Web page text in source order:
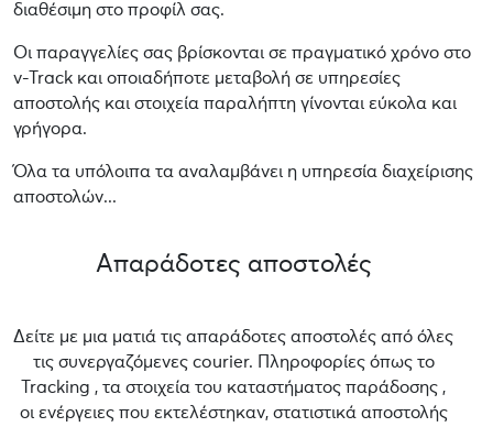
διαθέσιμη στο προφίλ σας.
Οι παραγγελίες σας βρίσκονται σε πραγματικό χρόνο στο
v-Track και οποιαδήποτε μεταβολή σε υπηρεσίες
αποστολής και στοιχεία παραλήπτη γίνονται εύκολα και
γρήγορα.
Όλα τα υπόλοιπα τα αναλαμβάνει η υπηρεσία διαχείρισης
αποστολών...
Απαράδοτες αποστολές
Δείτε με μια ματιά τις απαράδοτες αποστολές από όλες
τις συνεργαζόμενες courier. Πληροφορίες όπως το
Tracking , τα στοιχεία του καταστήματος παράδοσης ,
οι ενέργειες που εκτελέστηκαν, στατιστικά αποστολής